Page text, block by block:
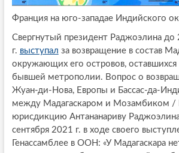
Франция на юго-западае Индийского
Свергнутый президент Раджоэлина до
г. выступал за возвращение в состав
окружающих его островов,
бывшей метрополии. Вопрос о
Жуан-ди-Нова, Европы и Бассас-да-
между Мадагаскаром и Мозамбиком
юрисдикцию Антананариву
сентября 2021 г. в ходе своего
Генассамблее в ООН: «У Мадагаскара